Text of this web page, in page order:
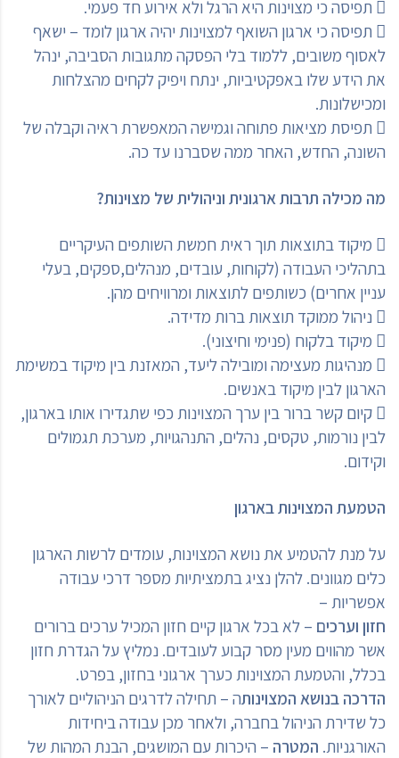
 תפיסה כי מצוינות היא הרגל ולא אירוע חד פעמי.
 תפיסה כי ארגון השואף למצוינות יהיה ארגון לומד – ישאף
לאסוף משובים, ללמוד בלי הפסקה מתגובות הסביבה, ינהל
את הידע שלו באפקטיביות, ינתח ויפיק לקחים מהצלחות
ומכישלונות.
 תפיסת מציאות פתוחה וגמישה המאפשרת ראיה וקבלה של
השונה, החדש, האחר ממה שסברנו עד כה.
מה מכילה תרבות ארגונית וניהולית של מצוינות?
 מיקוד בתוצאות תוך ראית חמשת השותפים העיקריים
בתהליכי העבודה (לקוחות, עובדים, מנהלים,ספקים, בעלי
עניין אחרים) כשותפים לתוצאות ומרוויחים מהן.
 ניהול ממוקד תוצאות ברות מדידה.
 מיקוד בלקוח (פנימי וחיצוני).
 מנהיגות מעצימה ומובילה ליעד, המאזנת בין מיקוד במשימת
הארגון לבין מיקוד באנשים.
 קיום קשר ברור בין ערך המצוינות כפי שתגדירו אותו בארגון,
לבין נורמות, טקסים, נהלים, התנהגויות, מערכת תגמולים
וקידום.
הטמעת המצוינות בארגון
על מנת להטמיע את נושא המצוינות, עומדים לרשות הארגון
כלים מגוונים. להלן נציג בתמציתיות מספר דרכי עבודה
אפשריות –
חזון וערכים – לא בכל ארגון קיים חזון המכיל ערכים ברורים
אשר מהווים מעין מסר קבוע לעובדים. נמליץ על הגדרת חזון
בכלל, והטמעת המצוינות כערך ארגוני בחזון, בפרט.
הדרכה בנושא המצוינותה – תחילה לדרגים הניהוליים לאורך
כל שדירת הניהול בחברה, ולאחר מכן עבודה ביחידות
האורגניות. המטרה – היכרות עם המושגים, הבנת המהות של